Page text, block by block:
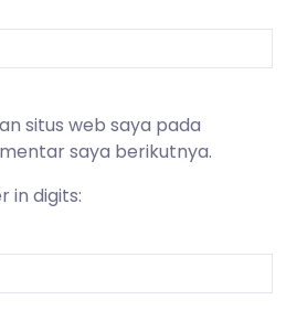
situs web saya pada
saya berikutnya.
in digits: